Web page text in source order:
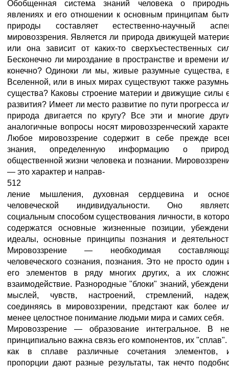
Обобщенная система знаний человека о
явлениях и его отношении к основным принципам
природы составляет естественно-научный
мировоззрения. Является ли природа движущей
или она зависит от каких-то сверхъестественных
Бесконечно ли мироздание в пространстве и времени
конечно? Одиноки ли мы, живые разумные существа,
Вселенной, или в иных мирах существуют также
существа? Каковы строение материи и движущие силы
развития? Имеет ли место развитие по пути прогресса
природа двигается по кругу? Все эти и многие
аналогичные вопросы носят мировоззренческий
Любое мировоззрение содержит в себе прежде
знания, определенную информацию о
общественной жизни человека и познании.
— это характер и направ-
512
ление мышления, духовная сердцевина и
человеческой индивидуальности. Оно
социальным способом существования личности, в
содержатся основные жизненные позиции,
идеалы, основные принципы познания и
Мировоззрение — необходимая
человеческого сознания, познания. Это не просто один
его элементов в ряду многих других, а их
взаимодействие. Разнородные "блоки" знаний,
мыслей, чувств, настроений, стремлений,
соединяясь в мировоззрении, предстают как более
менее целостное понимание людьми мира и самих себя.
Мировоззрение — образование интегральное. В
принципиально важна связь его компонентов, их
как в сплаве различные сочетания элементов,
пропорции дают разные результаты, так нечто